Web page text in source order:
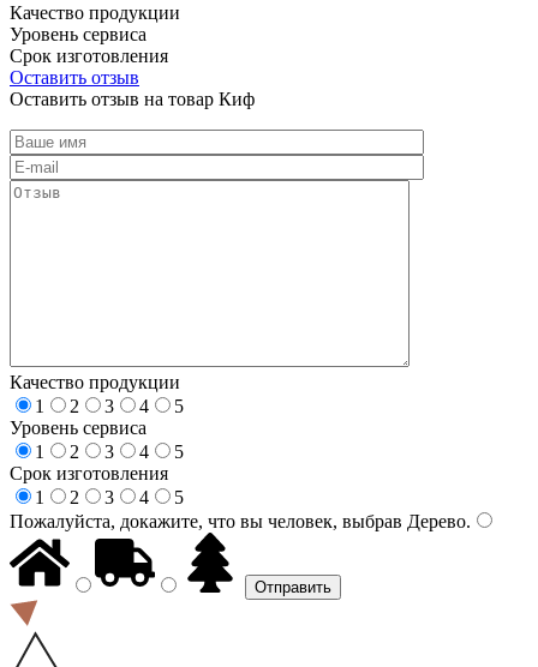
Качество продукции
Уровень сервиса
Срок изготовления
Оставить отзыв
Оставить отзыв на товар Киф
Качество продукции
1
2 3 4
5
Уровень сервиса
1
2 3 4
5
Срок изготовления
1
2 3 4
5
Пожалуйста, докажите, что вы человек, выбрав Дерево.